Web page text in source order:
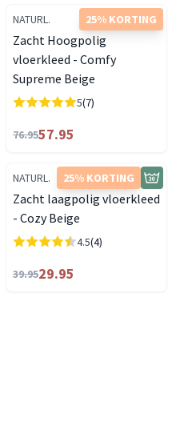
25% KORTING
NATURL.
Zacht Hoogpolig
vloerkleed - Comfy
Supreme Beige
5(7)
76.9557.95
25% KORTING
NATURL.
Zacht laagpolig vloerkleed
- Cozy Beige
4.5(4)
39.9529.95